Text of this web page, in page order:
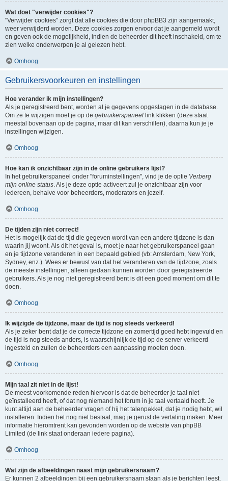
Wat doet "verwijder cookies"?
"Verwijder cookies" zorgt dat alle cookies die door phpBB3 zijn aangemaakt,
weer verwijderd worden. Deze cookies zorgen ervoor dat je aangemeld wordt
en geven ook de mogelijkheid, indien de beheerder dit heeft inschakeld, om te
zien welke onderwerpen je al gelezen hebt.
Omhoog
Gebruikersvoorkeuren en instellingen
Hoe verander ik mijn instellingen?
Als je geregistreerd bent, worden al je gegevens opgeslagen in de database.
Om ze te wijzigen moet je op de gebruikerspaneel link klikken (deze staat
meestal bovenaan op de pagina, maar dit kan verschillen), daarna kun je je
instellingen wijzigen.
Omhoog
Hoe kan ik onzichtbaar zijn in de online gebruikers lijst?
In het gebruikerspaneel onder "foruminstellingen", vind je de optie Verberg
mijn online status . Als je deze optie activeert zul je onzichtbaar zijn voor
iedereen, behalve voor beheerders, moderators en jezelf.
Omhoog
De tijden zijn niet correct!
Het is mogelijk dat de tijd die gegeven wordt van een andere tijdzone is dan
waarin jij woont. Als dit het geval is, moet je naar het gebruikerspaneel gaan
en je tijdzone veranderen in een bepaald gebied (vb: Amsterdam, New York,
Sydney, enz.). Wees er bewust van dat het veranderen van de tijdzone, zoals
de meeste instellingen, alleen gedaan kunnen worden door geregistreerde
gebruikers. Als je nog niet geregistreerd bent is dit een goed moment om dit te
doen.
Omhoog
Ik wijzigde de tijdzone, maar de tijd is nog steeds verkeerd!
Als je zeker bent dat je de correcte tijdzone en zomertijd goed hebt ingevuld en
de tijd is nog steeds anders, is waarschijnlijk de tijd op de server verkeerd
ingesteld en zullen de beheerders een aanpassing moeten doen.
Omhoog
Mijn taal zit niet in de lijst!
De meest voorkomende reden hiervoor is dat de beheerder je taal niet
geïnstalleerd heeft, of dat nog niemand het forum in je taal vertaald heeft. Je
kunt altijd aan de beheerder vragen of hij het talenpakket, dat je nodig hebt, wil
installeren. Indien het nog niet bestaat, mag je gerust de vertaling maken. Meer
informatie hieromtrent kan gevonden worden op de website van phpBB
Limited (de link staat onderaan iedere pagina).
Omhoog
Wat zijn de afbeeldingen naast mijn gebruikersnaam?
Er kunnen 2 afbeeldingen bij een gebruikersnaam staan als je berichten leest.